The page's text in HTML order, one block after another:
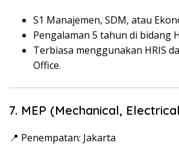
S1 Manajemen, SDM, atau
Pengalaman 5 tahun di bidang
Terbiasa menggunakan HRIS
Office.
7. MEP (Mechanical,
📍 Penempatan: Jakarta